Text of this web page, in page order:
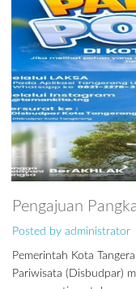
Pengajuan
Posted by administrator
Pemerintah Kota
Pariwisata (Disbudpar)